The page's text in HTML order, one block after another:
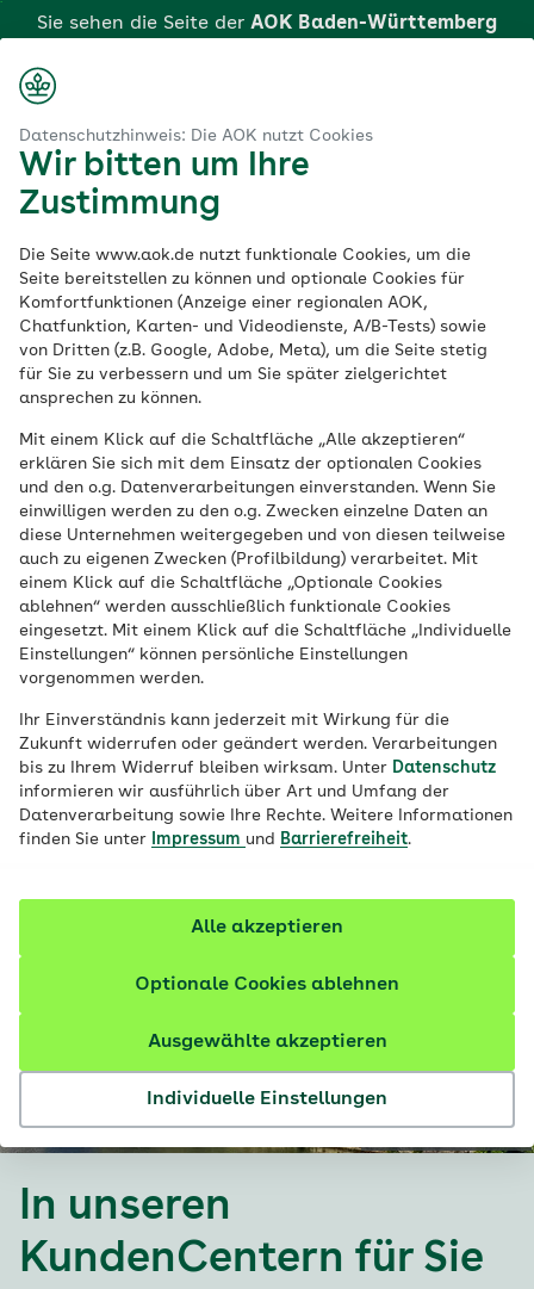
Datenschutzhinweis: Die AOK nutzt Cookies
Wir bitten um Ihre
Zustimmung
Die Seite www.aok.de nutzt funktionale Cookies, um die
Seite bereitstellen zu können und optionale Cookies für
Komfortfunktionen (Anzeige einer regionalen AOK,
Chatfunktion, Karten- und Videodienste, A/B-Tests) sowie
von Dritten (z.B. Google, Adobe, Meta), um die Seite stetig
für Sie zu verbessern und um Sie später zielgerichtet
ansprechen zu können.
Mit einem Klick auf die Schaltfläche „Alle akzeptieren“
erklären Sie sich mit dem Einsatz der optionalen Cookies
und den o.g. Datenverarbeitungen einverstanden. Wenn Sie
einwilligen werden zu den o.g. Zwecken einzelne Daten an
diese Unternehmen weitergegeben und von diesen teilweise
auch zu eigenen Zwecken (Profilbildung) verarbeitet. Mit
einem Klick auf die Schaltfläche „Optionale Cookies
ablehnen“ werden ausschließlich funktionale Cookies
eingesetzt. Mit einem Klick auf die Schaltfläche „Individuelle
Einstellungen“ können persönliche Einstellungen
vorgenommen werden.
Ihr Einverständnis kann jederzeit mit Wirkung für die
Zukunft widerrufen oder geändert werden. Verarbeitungen
bis zu Ihrem Widerruf bleiben wirksam. Unter Datenschutz
informieren wir ausführlich über Art und Umfang der
Datenverarbeitung sowie Ihre Rechte. Weitere Informationen
finden Sie unter
Impressum und Barrierefreiheit.
Individuelle Einstellungen
Ausgewählte akzeptieren
Optionale Cookies ablehnen
Alle akzeptieren
Zum
Hauptinhalt
springen
Sie sehen die Seite der AOK Baden-Württemberg
Tübingen erleben – Gesundheit und Wohlbefinden im
Ihre AOK Baden-
Württemberg in
Tübingen
Tübingen – eine Stadt, die mit ihren
malerischen Altstadtgassen, historischen
Fachwerkhäusern und der einzigartigen
Atmosphäre einer Universitätsstadt
begeistert. Hier finden unsere AOK-
Versicherten ein vielfältiges Angebot rund
um ihre Gesundheit: Fitness,
ihren individuellen Bedürfnissen.
© iStock / DaLiu
In unseren
KundenCentern für Sie